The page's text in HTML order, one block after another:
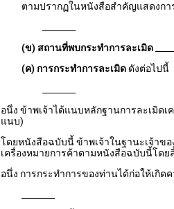
ตามปรากฏในหนังสือสำคัญแสดงกา
(ข) สถานที่พบกระทำการละเมิด
(ค) การกระทำการละเมิด ดังต่อไปนี้
อนึ่ง ข้าพเจ้าได้แนบหลักฐานการละเมิด
แนบ)
โดยหนังสือฉบับนี้ ข้าพเจ้าในฐานะเจ้าข
เครื่องหมายการค้าตามหนังสือฉบับนี้โด
อนึ่ง การกระทำการของท่านได้ก่อให้เกิด